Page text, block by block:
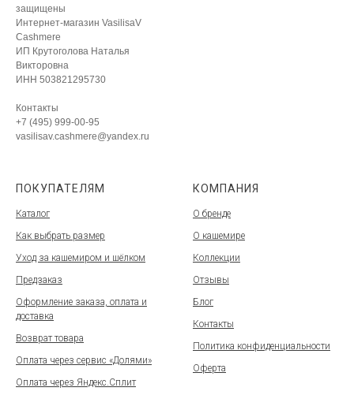
защищены
Интернет-магазин VasilisaV
Cashmere
ИП Крутоголова Наталья
Викторовна
ИНН 503821295730
Контакты
+7 (495) 999-00-95
vasilisav.cashmere@yandex.ru
ПОКУПАТЕЛЯМ
Каталог
Как выбрать размер
Уход за кашемиром и шёлком
Предзаказ
Оформление заказа, оплата и
доставка
Возврат товара
Оплата через сервис «Долями»
Оплата через Яндекс.Сплит
КОМПАНИЯ
О бренде
О кашемире
Коллекции
Отзывы
Блог
Контакты
Политика конфиденциальности
Оферта